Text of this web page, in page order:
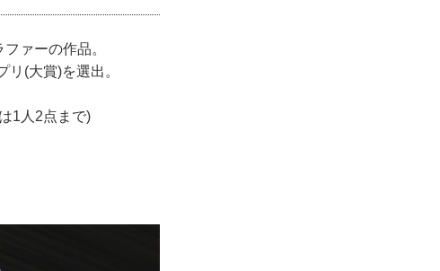
ァーの作品。
(大賞)を選出。
1人2点まで)